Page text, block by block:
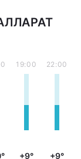
19:00
+9°
22:00
+9°